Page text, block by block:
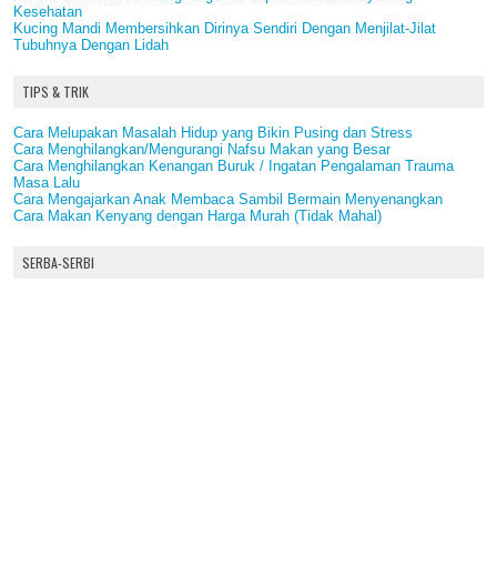
Kesehatan
Kucing Mandi Membersihkan Dirinya Sendiri Dengan Menjilat-Jilat
Tubuhnya Dengan Lidah
TIPS & TRIK
Cara Melupakan Masalah Hidup yang Bikin Pusing dan Stress
Cara Menghilangkan/Mengurangi Nafsu Makan yang Besar
Cara Menghilangkan Kenangan Buruk / Ingatan Pengalaman Trauma
Masa Lalu
Cara Mengajarkan Anak Membaca Sambil Bermain Menyenangkan
Cara Makan Kenyang dengan Harga Murah (Tidak Mahal)
SERBA-SERBI